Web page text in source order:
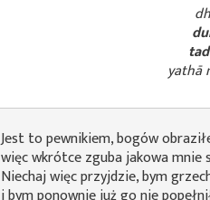
tad
yathā
Jest to pewnikiem, bogów
więc wkrótce zguba jakowa mnie
Niechaj więc przyjdzie, bym